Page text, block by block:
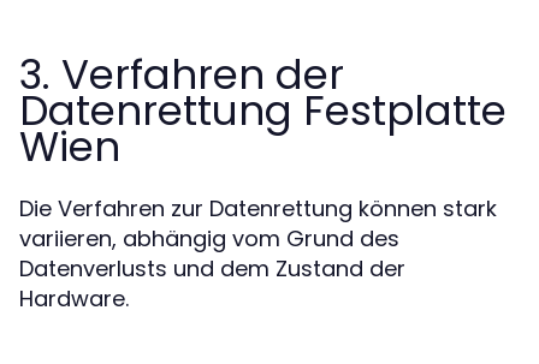
3. Verfahren der
Datenrettung Festplatte
Wien
Die Verfahren zur Datenrettung können stark
variieren, abhängig vom Grund des
Datenverlusts und dem Zustand der
Hardware.